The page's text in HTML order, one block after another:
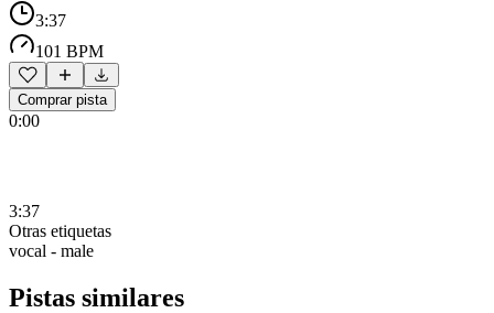
3:37
101 BPM
Comprar pista
0:00
3:37
Otras etiquetas
vocal - male
Pistas similares